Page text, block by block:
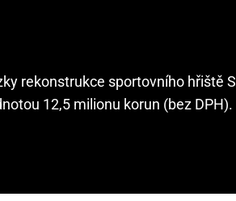
rekonstrukce sportovního hřiště
12,5 milionu korun (bez DPH).